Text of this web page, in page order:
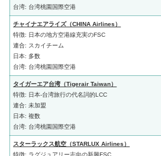
台湾: 台湾桃園国際空港
チャイナエアライズ（CHINA Airlines）
特徴: 日本の地方空港線充実のFSC
連合: スカイチーム
日本: 多数
台湾: 台湾桃園国際空港
タイガーエア台湾（Tigerair Taiwan）
特徴: 日本-台湾旅行の代名詞的LCC
連合: 未加盟
日本: 複数
台湾: 台湾桃園国際空港
スターラックス航空（STARLUX Airlines）
特徴: ラグジュアリー志向の新興FSC